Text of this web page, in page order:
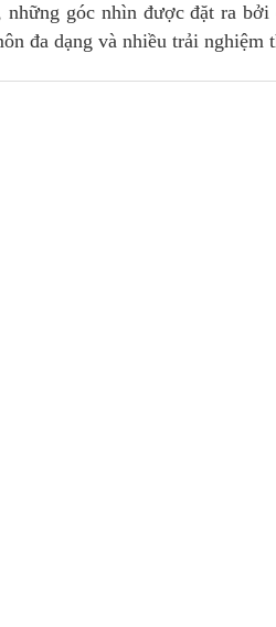
góc nhìn được đặt ra
đa dạng và nhiều trải nghiệm